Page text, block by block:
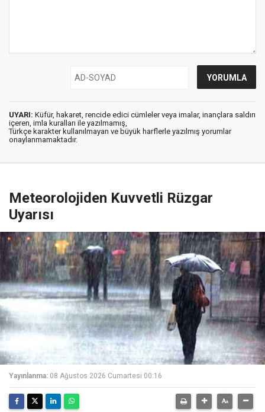
UYARI: Küfür, hakaret, rencide edici cümleler veya imalar, inançlara saldırı
içeren, imla kuralları ile yazılmamış,
Türkçe karakter kullanılmayan ve büyük harflerle yazılmış yorumlar
onaylanmamaktadır.
Meteorolojiden Kuvvetli Rüzgar
Uyarısı
Yayınlanma: 08 Ağustos 2026 Cumartesi 00:16